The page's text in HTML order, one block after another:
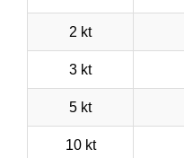
2 kt
3 kt
5 kt
10 kt